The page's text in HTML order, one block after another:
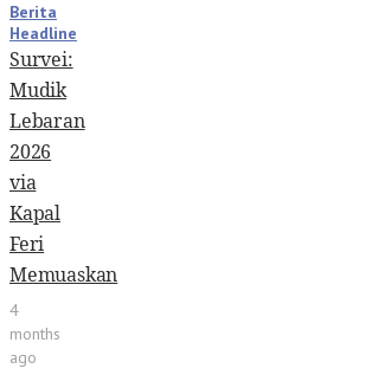
Berita
Headline
Survei:
Mudik
Lebaran
2026
via
Kapal
Feri
Memuaskan
4
months
ago